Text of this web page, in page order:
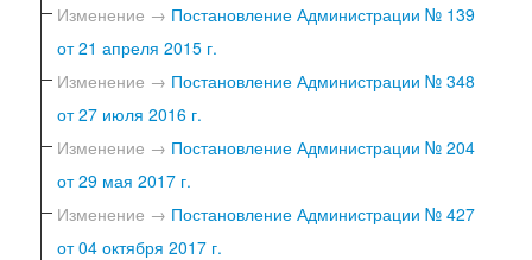
Изменение → Постановление Администрации № 139
от 21 апреля 2015 г.
Изменение → Постановление Администрации № 348
от 27 июля 2016 г.
Изменение → Постановление Администрации № 204
от 29 мая 2017 г.
Изменение → Постановление Администрации № 427
от 04 октября 2017 г.